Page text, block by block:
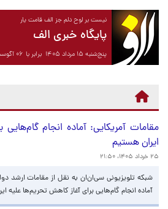
نیست بر لوح دلم جز الف قامت یار
پایگاه خبری الف
پنج‌شنبه ۱۵ مرداد ۱۴۰۵ برابر با ۰۶ آگوست ۲۰۲۶
مقامات آمریکایی: آماده انجام
ایران هستیم
۲۵ خرداد ۱۴۰۵، ۲۱:۵۰
شبکه تلویزیونی سی‌ان‌ان به نقل از مقامات ارشد
آماده انجام گام‌هایی برای آغاز کاهش تحریم‌ها علیه